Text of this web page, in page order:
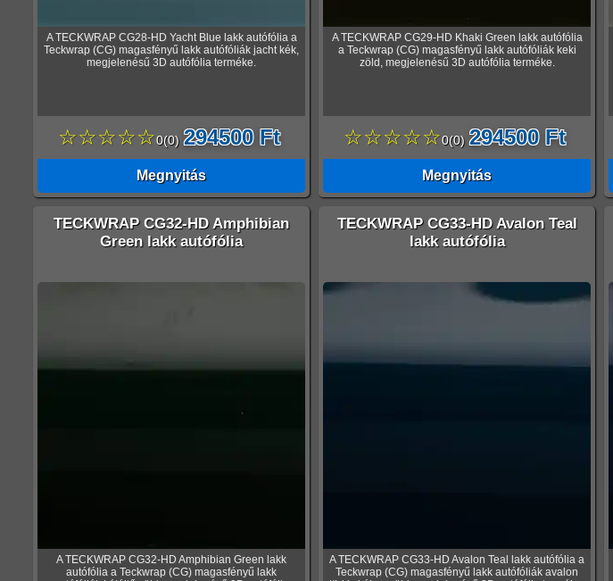
A TECKWRAP CG28-HD Yacht Blue lakk autófólia a
Teckwrap (CG) magasfényű lakk autófóliák jacht kék,
megjelenésű 3D autófólia terméke.
☆☆☆☆☆0(0) 294500 Ft
Megnyitás
A TECKWRAP CG29-HD Khaki Green lakk autófólia
a Teckwrap (CG) magasfényű lakk autófóliák keki
zöld, megjelenésű 3D autófólia terméke.
☆☆☆☆☆0(0) 294500 Ft
Megnyitás
TECKWRAP CG32-HD Amphibian
Green lakk autófólia
A TECKWRAP CG32-HD Amphibian Green lakk
autófólia a Teckwrap (CG) magasfényű lakk
TECKWRAP CG33-HD Avalon Teal
lakk autófólia
A TECKWRAP CG33-HD Avalon Teal lakk autófólia a
Teckwrap (CG) magasfényű lakk autófóliák avalon